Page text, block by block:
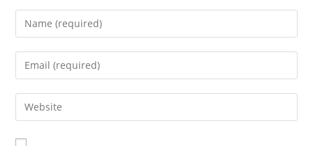
Enter
your
name
comment
Enter
your
email
address
Enter
your
website